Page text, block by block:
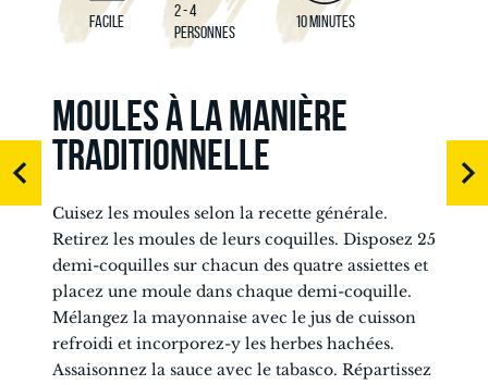
FACILE
2 - 4
PERSONNES
10 MINUTES
MOULES À LA MANIÈRE
TRADITIONNELLE
Cuisez les moules selon la recette générale.
Retirez les moules de leurs coquilles. Disposez 25
demi-coquilles sur chacun des quatre assiettes et
placez une moule dans chaque demi-coquille.
Mélangez la mayonnaise avec le jus de cuisson
refroidi et incorporez-y les herbes hachées.
Assaisonnez la sauce avec le tabasco. Répartissez